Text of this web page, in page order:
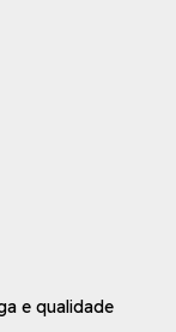
e qualidade